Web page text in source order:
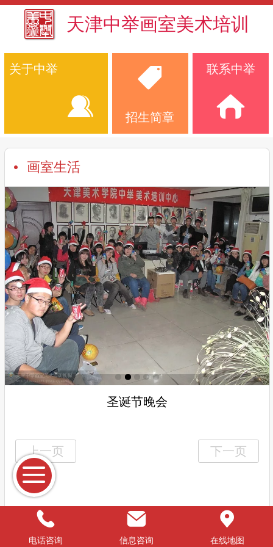
天津中举画室美术培训
关于中举
招生简章
联系中举
画室生活
圣诞节晚会
Top
电话咨询 信息咨询 在线地图